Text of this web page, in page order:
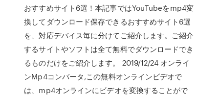
おすすめサイト6選！本記事ではYouTubeをmp4変
換してダウンロード保存できるおすすめサイト6選
を、対応デバイス毎に分けてご紹介します。ご紹介
するサイトやソフトは全て無料でダウンロードでき
るものだけをご紹介します。 2019/12/24 オンライ
ンMp4コンバータ,この無料オンラインビデオで
は、mp4オンラインにビデオを変換することがで